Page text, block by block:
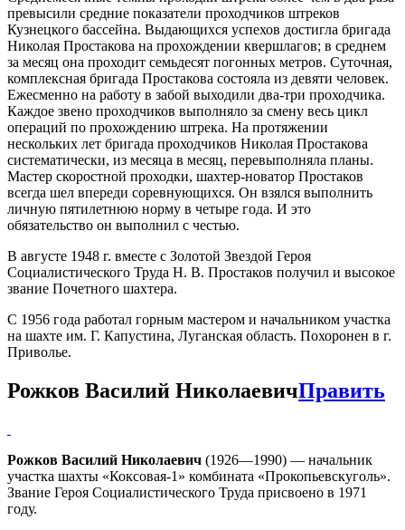
превысили средние показатели проходчиков штреков
Кузнецкого бассейна. Выдающихся успехов достигла бригада
Николая Простакова на прохождении квершлагов; в среднем
за месяц она проходит семьдесят погонных метров. Суточная,
комплексная бригада Простакова состояла из девяти человек.
Ежесменно на работу в забой выходили два-три проходчика.
Каждое звено проходчиков выполняло за смену весь цикл
операций по прохождению штрека. На протяжении
нескольких лет бригада проходчиков Николая Простакова
систематически, из месяца в месяц, перевыполняла планы.
Мастер скоростной проходки, шахтер-новатор Простаков
всегда шел впереди соревнующихся. Он взялся выполнить
личную пятилетнюю норму в четыре года. И это
обязательство он выполнил с честью.
В августе 1948 г. вместе с Золотой Звездой Героя
Социалистического Труда Н. В. Простаков получил и высокое
звание Почетного шахтера.
С 1956 года работал горным мастером и начальником участка
на шахте им. Г. Капустина, Луганская область. Похоронен в г.
Приволье.
Рожков Василий НиколаевичПравить
Рожков Василий Николаевич (1926—1990) — начальник
участка шахты «Коксовая-1» комбината «Прокопьевскуголь».
Звание Героя Социалистического Труда присвоено в 1971
году.